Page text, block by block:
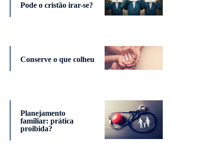
Pode o cristão irar-se?
Conserve o que colheu
Planejamento
familiar: prática
proibida?